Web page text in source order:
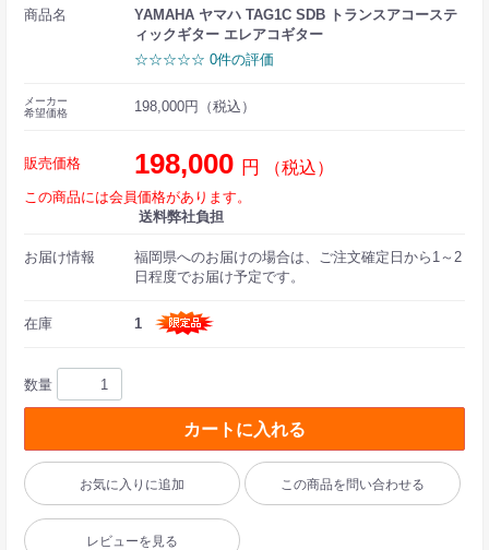
商品名
YAMAHA ヤマハ TAG1C SDB トランスアコーステ
ィックギター エレアコギター
☆☆☆☆☆ 0件の評価
メーカー
希望価格
198,000円（税込）
販売価格 198,000 円 （税込）
この商品には会員価格があります。
送料弊社負担
お届け情報
福岡県へのお届けの場合は、ご注文確定日から1～2
日程度でお届け予定です。
在庫 1
数量
カートに入れる
お気に入りに追加 この商品を問い合わせる
レビューを見る